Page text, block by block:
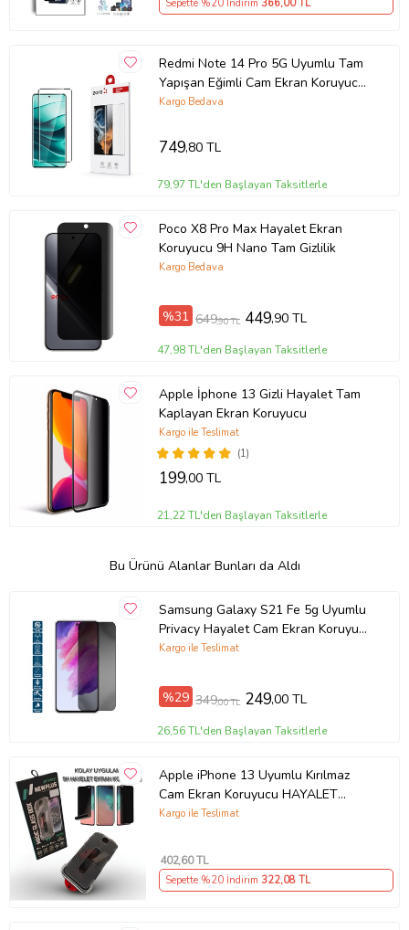
Sepette %20 İndirim 366,00 TL
Redmi Note 14 Pro 5G Uyumlu Tam
Yapışan Eğimli Cam Ekran Koruyucu
(Siyah)
Kargo Bedava
749,80 TL
79,97 TL'den Başlayan Taksitlerle
Poco X8 Pro Max Hayalet Ekran
Koruyucu 9H Nano Tam Gizlilik
Kargo Bedava
%31 649,90 TL 449,90 TL
47,98 TL'den Başlayan Taksitlerle
Apple İphone 13 Gizli Hayalet Tam
Kaplayan Ekran Koruyucu
(1)
Kargo ile Teslimat
199,00 TL
21,22 TL'den Başlayan Taksitlerle
Bu Ürünü Alanlar Bunları da Aldı
Samsung Galaxy S21 Fe 5g Uyumlu
Privacy Hayalet Cam Ekran Koruyucu
(Siyah)
Kargo ile Teslimat
%29 349,00 TL 249,00 TL
26,56 TL'den Başlayan Taksitlerle
Apple iPhone 13 Uyumlu Kırılmaz
Cam Ekran Koruyucu HAYALET
Çekmeli Kolay Montaj - 9H -
Kargo ile Teslimat
402,60 TL
Sepette %20 İndirim 322,08 TL